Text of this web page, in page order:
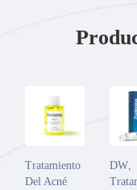
Tratamiento
Del Acné
DW,